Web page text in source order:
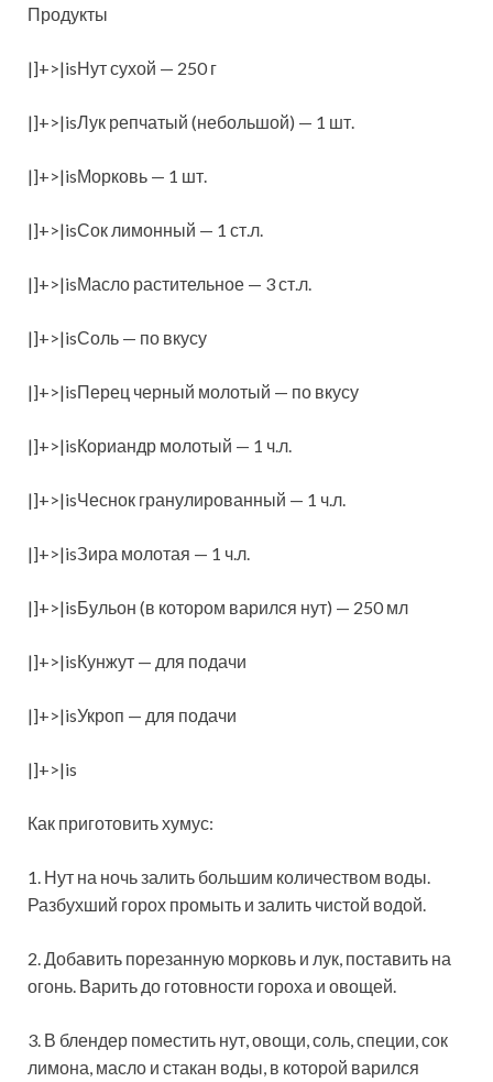
Продукты
|]+>|isНут сухой — 250 г
|]+>|isЛук репчатый (небольшой) — 1 шт.
|]+>|isМорковь — 1 шт.
|]+>|isСок лимонный — 1 ст.л.
|]+>|isМасло растительное — 3 ст.л.
|]+>|isСоль — по вкусу
|]+>|isПерец черный молотый — по вкусу
|]+>|isКориандр молотый — 1 ч.л.
|]+>|isЧеснок гранулированный — 1 ч.л.
|]+>|isЗира молотая — 1 ч.л.
|]+>|isБульон (в котором варился нут) — 250 мл
|]+>|isКунжут — для подачи
|]+>|isУкроп — для подачи
|]+>|is
Как приготовить хумус:
1. Нут на ночь залить большим количеством воды.
Разбухший горох промыть и залить чистой водой.
2. Добавить порезанную морковь и лук, поставить на
огонь. Варить до готовности гороха и овощей.
3. В блендер поместить нут, овощи, соль, специи, сок
лимона, масло и стакан воды, в которой варился